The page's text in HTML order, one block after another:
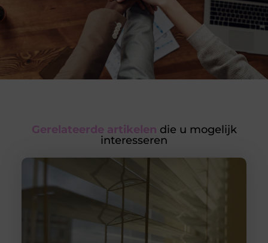
Gerelateerde artikelen die u mogelijk
interesseren